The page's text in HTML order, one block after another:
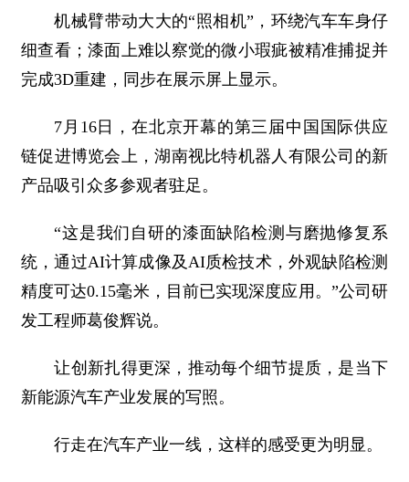
机械臂带动大大的“照相机”，环绕汽车车身仔
细查看；漆面上难以察觉的微小瑕疵被精准捕捉并
完成3D重建，同步在展示屏上显示。
7月16日，在北京开幕的第三届中国国际供应
链促进博览会上，湖南视比特机器人有限公司的新
产品吸引众多参观者驻足。
“这是我们自研的漆面缺陷检测与磨抛修复系
统，通过AI计算成像及AI质检技术，外观缺陷检测
精度可达0.15毫米，目前已实现深度应用。”公司研
发工程师葛俊辉说。
让创新扎得更深，推动每个细节提质，是当下
新能源汽车产业发展的写照。
行走在汽车产业一线，这样的感受更为明显。